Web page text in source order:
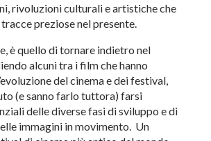
rivoluzioni culturali e artistiche che
preziose nel presente.
è quello di tornare indietro nel
alcuni tra i film che hanno
del cinema e dei festival,
(e sanno farlo tuttora) farsi
delle diverse fasi di sviluppo e di
immagini in movimento. Un